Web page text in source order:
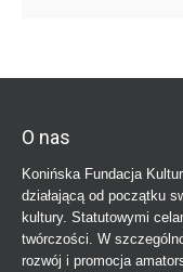
O nas
Konińska Fundacja
działającą od początku
kultury. Statutowymi
twórczości. W
rozwój i promocja